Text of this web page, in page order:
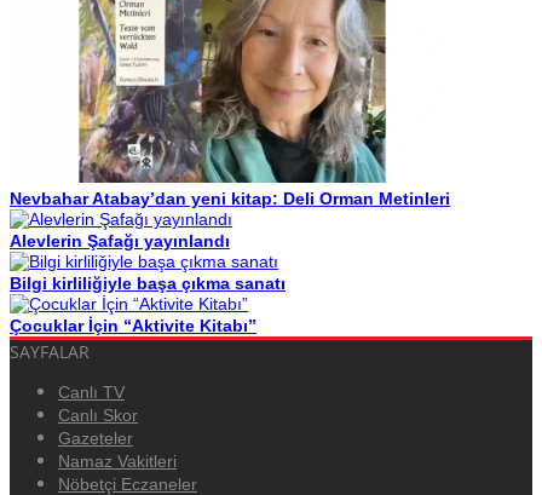
Nevbahar Atabay’dan yeni kitap: Deli Orman Metinleri
Alevlerin Şafağı yayınlandı
Bilgi kirliliğiyle başa çıkma sanatı
Çocuklar İçin “Aktivite Kitabı”
SAYFALAR
Canlı TV
Canlı Skor
Gazeteler
Namaz Vakitleri
Nöbetçi Eczaneler